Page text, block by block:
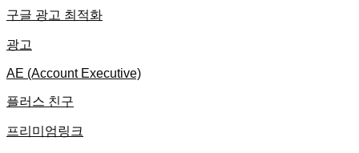
구글 광고 최적화
광고
AE (Account Executive)
플러스 친구
프리미엄링크